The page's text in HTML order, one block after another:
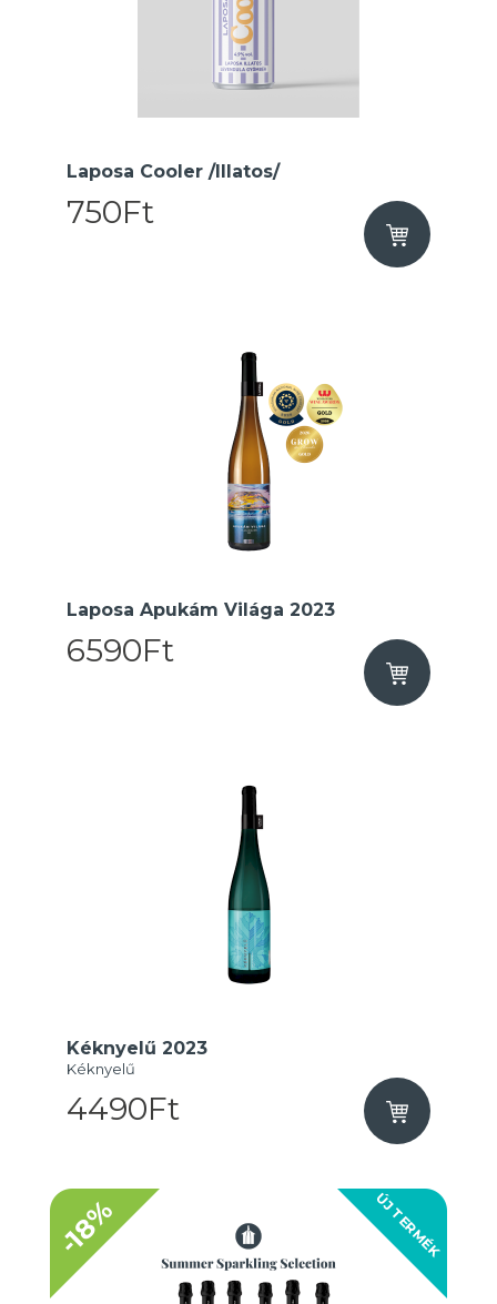
Laposa Cooler /Illatos/
750Ft
Laposa Apukám Világa 2023
6590Ft
Kéknyelű 2023
Kéknyelű
4490Ft
ÚJ TERMÉK
-18%